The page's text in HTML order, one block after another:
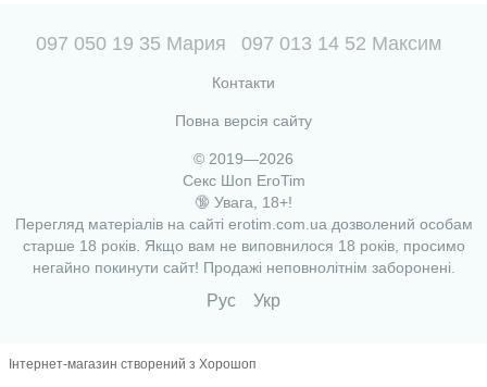
097 050 19 35 Мария 097 013 14 52 Максим
Контакти
Повна версія сайту
© 2019—2026
Секс Шоп EroTim
🔞 Увага, 18+!
Перегляд матеріалів на сайті erotim.com.ua дозволений особам
старше 18 років. Якщо вам не виповнилося 18 років, просимо
негайно покинути сайт! Продажі неповнолітнім заборонені.
Рус Укр
Інтернет-магазин створений з Хорошоп